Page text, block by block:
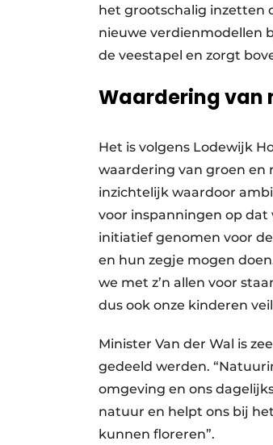
het grootschalig inzetten
nieuwe verdienmodellen
de veestapel en zorgt
Waardering van
Het is volgens Lodewijk
waardering van groen en
inzichtelijk waardoor
voor inspanningen op dat
initiatief genomen voor
en hun zegje mogen
we met z’n allen voor
dus ook onze kinderen
Minister Van der Wal is
gedeeld werden.
omgeving en ons
natuur en helpt ons bij
kunnen floreren”.